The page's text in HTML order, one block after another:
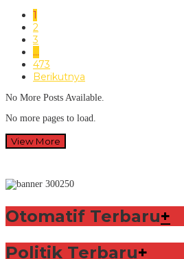
1
2
3
…
473
Berikutnya
No More Posts Available.
No more pages to load.
View More
Otomatif Terbaru+
Politik Terbaru+